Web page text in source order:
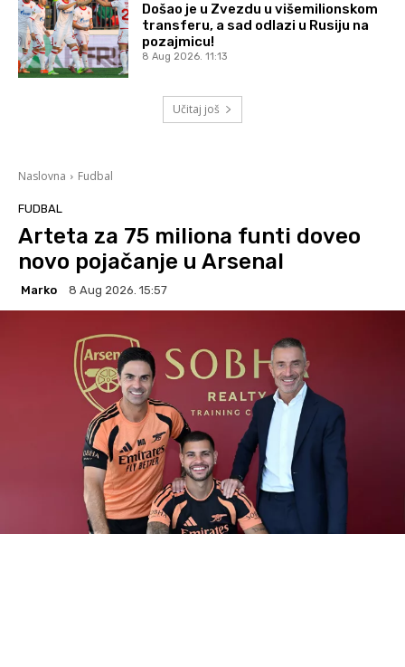
Došao je u Zvezdu u višemilionskom
transferu, a sad odlazi u Rusiju na
pozajmicu!
8 Aug 2026. 11:13
Učitaj još